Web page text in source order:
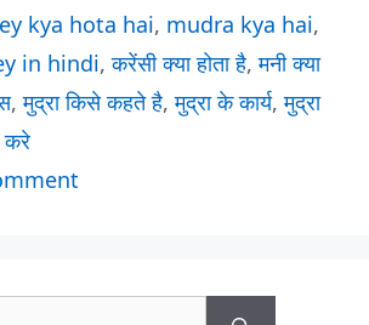
kya hota hai, mudra kya hai,
in hindi,करेंसी क्या होता है,मनी क्या
,मुद्रा किसे कहते है,मुद्रा के कार्य,मुद्रा
करे